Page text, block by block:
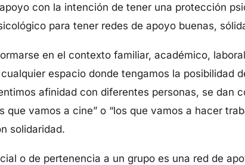
con la intención de tener una protección
para tener redes de apoyo buenas,
en el contexto familiar, académico,
espacio donde tengamos la posibilidad
afinidad con diferentes personas, se dan
que vamos a cine” o “los que vamos a hacer
solidaridad.
o de pertenencia a un grupo es una red de